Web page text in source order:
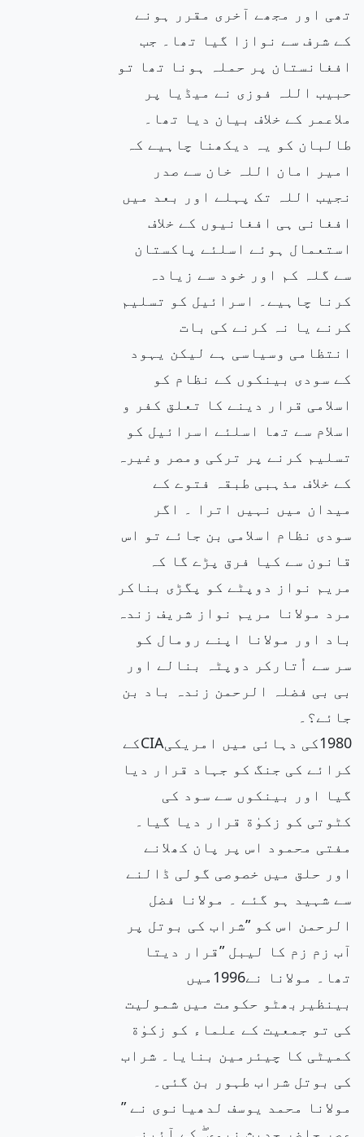
تھی اور مجھے آخری مقرر ہونے
کے شرف سے نوازا گیا تھا۔ جب
افغانستان پر حملہ ہونا تھا تو
حبیب اللہ فوزی نے میڈیا پر
ملاعمر کے خلاف بیان دیا تھا۔
طالبان کو یہ دیکھنا چاہیے کہ
امیر امان اللہ خان سے صدر
نجیب اللہ تک پہلے اور بعد میں
افغانی ہی افغانیوں کے خلاف
استعمال ہوئے اسلئے پاکستان
سے گلہ کم اور خود سے زیادہ
کرنا چاہیے۔ اسرائیل کو تسلیم
کرنے یا نہ کرنے کی بات
انتظامی وسیاسی ہے لیکن یہود
کے سودی بینکوں کے نظام کو
اسلامی قرار دینے کا تعلق کفر و
اسلام سے تھا اسلئے اسرائیل کو
تسلیم کرنے پر ترکی ومصر وغیرہ
کے خلاف مذہبی طبقہ فتوے کے
میدان میں نہیں اترا ۔ اگر
سودی نظام اسلامی بن جائے تو اس
قانون سے کیا فرق پڑے گا کہ
مریم نواز دوپٹے کو پگڑی بناکر
مرد مولانا مریم نواز شریف زندہ
باد اور مولانا اپنے رومال کو
سر سے اُتارکر دوپٹہ بنالے اور
بی بی فضلہ الرحمن زندہ باد بن
جائے؟۔
1980کی دہائی میں امریکیCIAکے
کرائے کی جنگ کو جہاد قرار دیا
گیا اور بینکوں سے سود کی
کٹوتی کو زکوٰة قرار دیا گیا۔
مفتی محمود اس پر پان کھلانے
اور حلق میں خصوصی گولی ڈالنے
سے شہید ہو گئے ۔ مولانا فضل
الرحمن اس کو ”شراب کی بوتل پر
آب زم زم کا لیبل ”قرار دیتا
تھا۔ مولانا نے1996میں
بینظیربھٹو حکومت میں شمولیت
کی تو جمعیت کے علماء کو زکوٰة
کمیٹی کا چیئرمین بنایا۔ شراب
کی بوتل شراب طہور بن گئی۔
مولانا محمد یوسف لدھیانوی نے ”
عصر حاضر حدیث نبوی ۖ کے آئینہ